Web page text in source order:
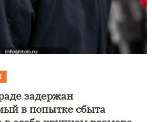
задержан
в попытке сбыта